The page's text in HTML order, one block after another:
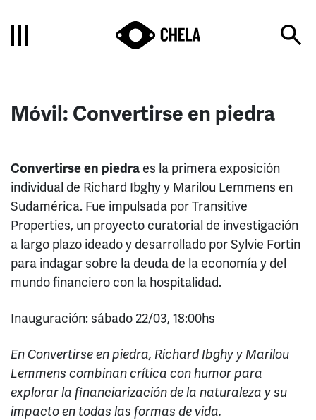
Móvil: Convertirse en piedra
Convertirse en piedra es la primera exposición
individual de Richard Ibghy y Marilou Lemmens en
Sudamérica. Fue impulsada por Transitive
Properties, un proyecto curatorial de investigación
a largo plazo ideado y desarrollado por Sylvie Fortin
para indagar sobre la deuda de la economía y del
mundo financiero con la hospitalidad.
Inauguración: sábado 22/03, 18:00hs
En Convertirse en piedra, Richard Ibghy y Marilou
Lemmens combinan crítica con humor para
explorar la financiarización de la naturaleza y su
impacto en todas las formas de vida.